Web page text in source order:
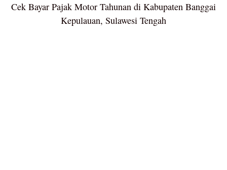
Cek Bayar Pajak Motor Tahunan di Kabupaten Banggai
Kepulauan, Sulawesi Tengah